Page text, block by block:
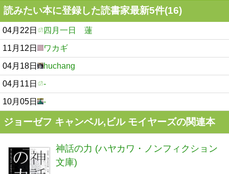
読みたい本に登録した読書家最新5件(16)
04月22日 四月一日 蓮
11月12日 ワカギ
04月18日 huchang
04月11日 -
10月05日 -
ジョーゼフ キャンベル,ビル モイヤーズの関連本
神話の力 (ハヤカワ・ノンフィクション
文庫)